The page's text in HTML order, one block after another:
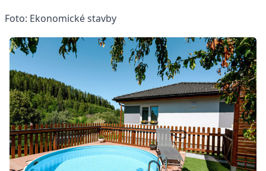
Foto: Ekonomické stavby